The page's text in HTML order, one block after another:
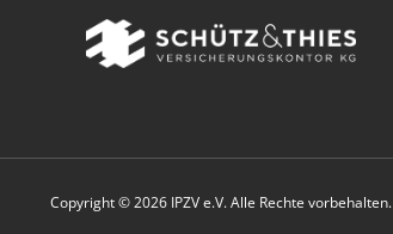
Copyright © 2026 IPZV e.V. Alle Rechte vorbehalten.